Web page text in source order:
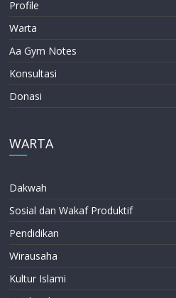
Profile
Warta
Aa Gym Notes
Konsultasi
Donasi
WARTA
Dakwah
Sosial dan Wakaf Produktif
Pendidikan
Wirausaha
Kultur Islami